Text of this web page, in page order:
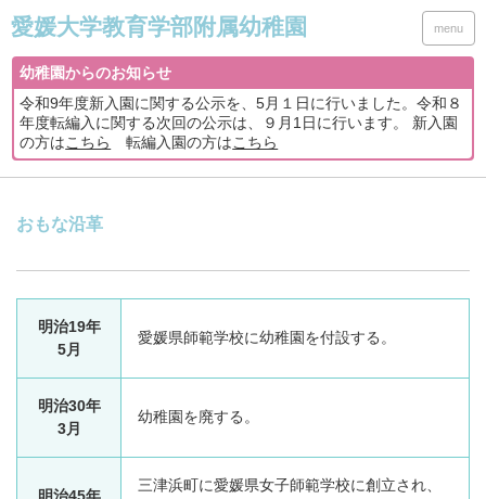
menu
幼稚園からのお知らせ
令和9年度新入園に関する公示を、5月１日に行いました。令和８
年度転編入に関する次回の公示は、９月1日に行います。 新入園
の方はこちら 転編入園の方はこちら
おもな沿革
明治19年
5月
愛媛県師範学校に幼稚園を付設する。
明治30年
3月
幼稚園を廃する。
三津浜町に愛媛県女子師範学校に創立され、